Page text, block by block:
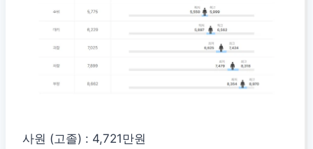
사원 (고졸) : 4,721만원